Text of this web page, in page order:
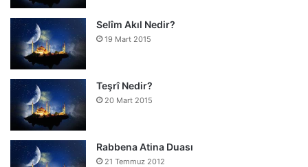
Selîm Akıl Nedir?
19 Mart 2015
Teşrî Nedir?
20 Mart 2015
Rabbena Atina Duası
21 Temmuz 2012